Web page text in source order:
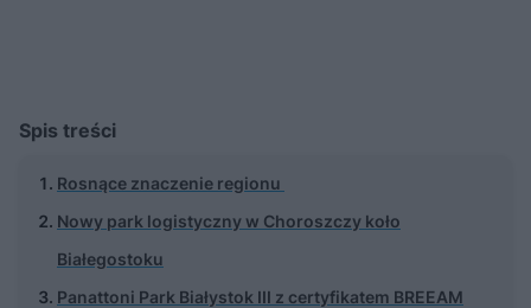
Spis treści
Rosnące znaczenie regionu
Nowy park logistyczny w Choroszczy koło
Białegostoku
Panattoni Park Białystok III z certyfikatem BREEAM